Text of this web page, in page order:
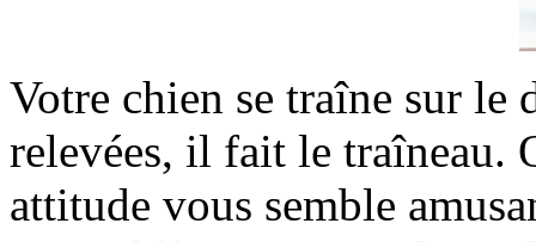
Votre chien se traîne sur le
relevées, il fait le traîneau.
attitude vous semble